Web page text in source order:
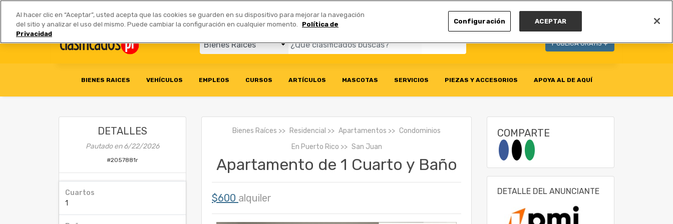
Anúnciate | Tarifas Socios Comerciales
PUBLICA GRATIS +
BIENES RAICES VEHÍCULOS EMPLEOS CURSOS ARTÍCULOS MASCOTAS SERVICIOS PIEZAS Y ACCESORIOS APOYA AL DE AQUÍ
DETALLES
Pautado en6/22/2026
#2057881r
Cuartos
1
Bienes Raíces Residencial Apartamentos
Condominios
En Puerto Rico San Juan
Apartamento de 1 Cuarto y Baño
$600 alquiler
COMPARTE
DETALLE DEL ANUNCIANTE
Al hacer clic en “Aceptar”, usted acepta que las cookies se guarden en su dispositivo para mejorar la navegación
del sitio y analizar el uso del mismo. Puede cambiar la configuración en cualquier momento.
Política de
Privacidad
Configuración ACEPTAR